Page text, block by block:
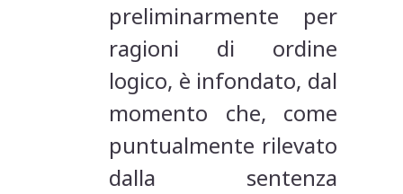
preliminarmente per
ragioni di ordine
logico, è infondato, dal
momento che, come
puntualmente rilevato
dalla sentenza